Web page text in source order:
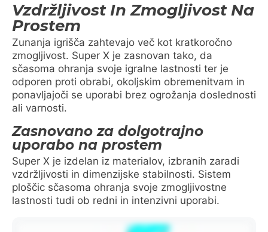
Vzdržljivost In Zmogljivost Na
Prostem
Zunanja igrišča zahtevajo več kot kratkoročno
zmogljivost. Super X je zasnovan tako, da
sčasoma ohranja svoje igralne lastnosti ter je
odporen proti obrabi, okoljskim obremenitvam in
ponavljajoči se uporabi brez ogrožanja doslednosti
ali varnosti.
Zasnovano za dolgotrajno
uporabo na prostem
Super X je izdelan iz materialov, izbranih zaradi
vzdržljivosti in dimenzijske stabilnosti. Sistem
ploščic sčasoma ohranja svoje zmogljivostne
lastnosti tudi ob redni in intenzivni uporabi.